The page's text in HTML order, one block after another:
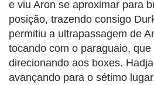
e viu Aron se aproximar para
posição, trazendo consigo
permitiu a ultrapassagem de
tocando com o paraguaio,
direcionando aos boxes.
avançando para o sétimo